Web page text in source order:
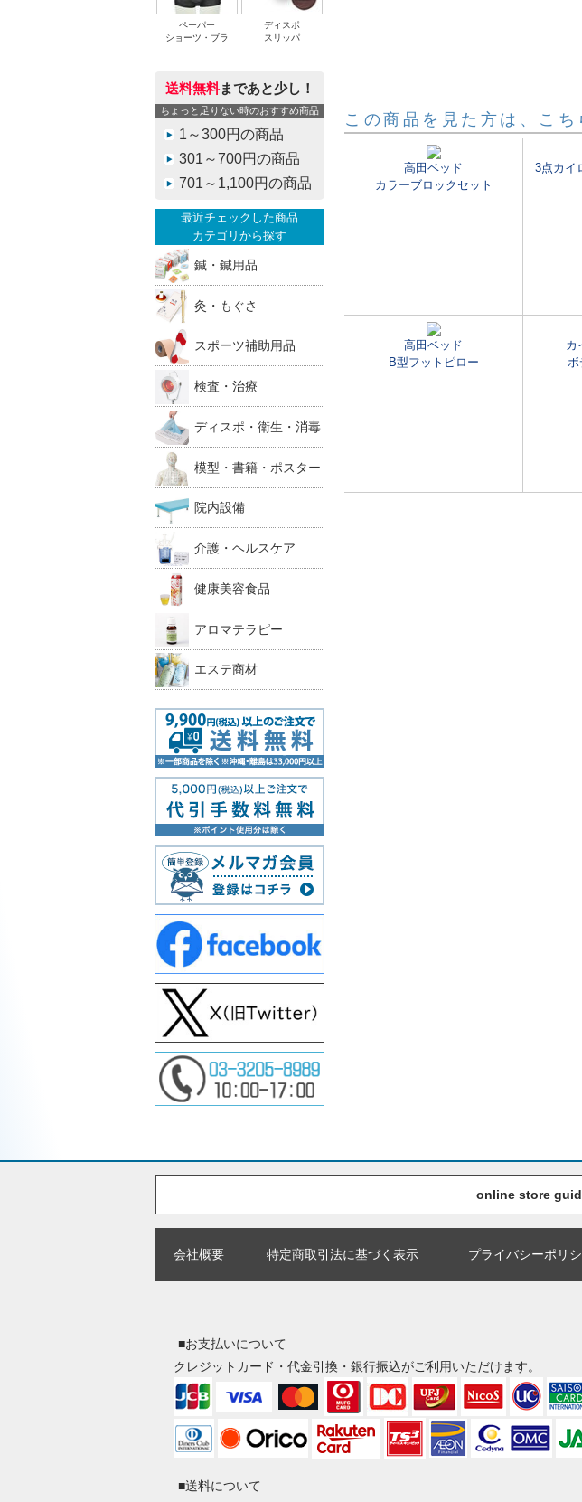
ペーパー
ショーツ・ブラ
ディスポ
スリッパ
送料無料まであと少し！
ちょっと足りない時のおすすめ商品
1～300円の商品
301～700円の商品
701～1,100円の商品
最近チェックした商品
カテゴリから探す
鍼・鍼用品
灸・もぐさ
スポーツ補助用品
検査・治療
ディスポ・衛生・消毒
模型・書籍・ポスター
院内設備
介護・ヘルスケア
健康美容食品
アロマテラピー
エステ商材
この商品を見た方は、こ
高田ベッド
カラーブロックセット
3点カイ
高田ベッド
B型フットピロー
カ
ボ
online store
会社概要 特定商取引法に基づく表示 プライバシーポリ
■お支払いについて
クレジットカード・代金引換・銀行振込がご利用いただけます。
■送料について